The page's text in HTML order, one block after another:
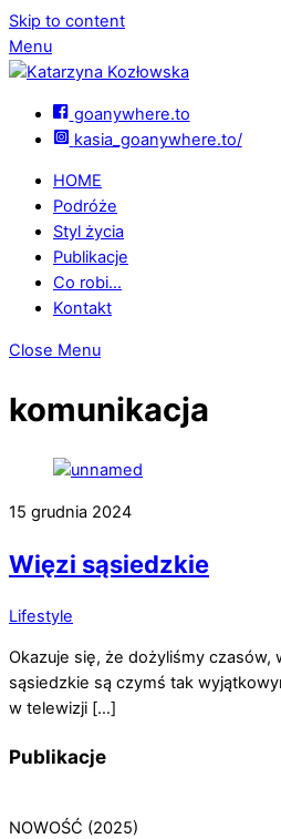
Skip to content
Menu
goanywhere.to
kasia_goanywhere.to/
HOME
Podróże
Styl życia
Publikacje
Co robi…
Kontakt
Close Menu
komunikacja
15 grudnia 2024
Więzi sąsiedzkie
Lifestyle
Okazuje się, że dożyliśmy
sąsiedzkie są czymś tak
w telewizji […]
Publikacje
NOWOŚĆ (2025)